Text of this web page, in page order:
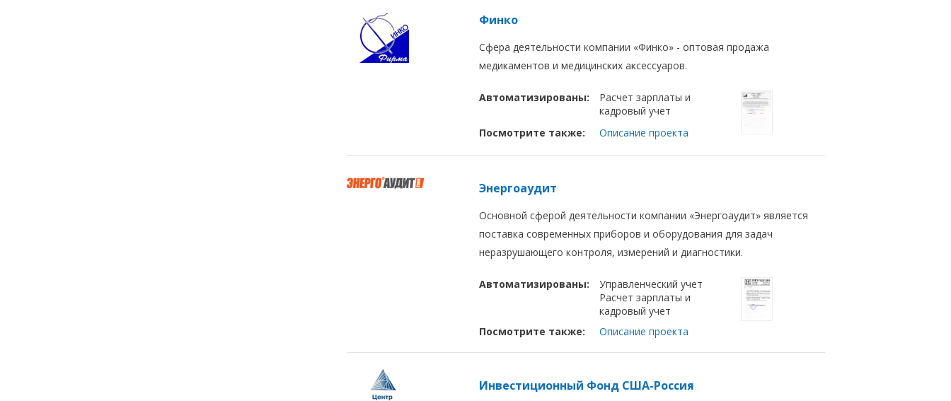
Финко
Сфера деятельности компании «Финко» - оптовая продажа
медикаментов и медицинских аксессуаров.
Автоматизированы:
Расчет зарплаты и
кадровый учет
Посмотрите также:
Описание проекта
Энергоаудит
Основной сферой деятельности компании «Энергоаудит» является
поставка современных приборов и оборудования для задач
неразрушающего контроля, измерений и диагностики.
Автоматизированы:
Управленческий учет
Расчет зарплаты и
кадровый учет
Посмотрите также:
Описание проекта
Инвестиционный Фонд США-Россия